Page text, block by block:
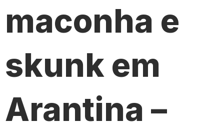
maconha e
skunk em
Arantina –